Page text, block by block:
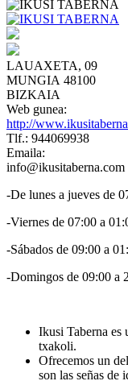
LAUAXETA, 09
MUNGIA 48100
BIZKAIA
Web gunea:
http://
Tlf.: 944069938
Emaila:
info@ikusitaberna.com
-De lunes a jueves de
-Viernes de 07:00 a
-Sábados de 09:00 a
-Domingos de 09:00 a
Ikusi Taberna es
txakoli.
Ofrecemos un
son las señas de